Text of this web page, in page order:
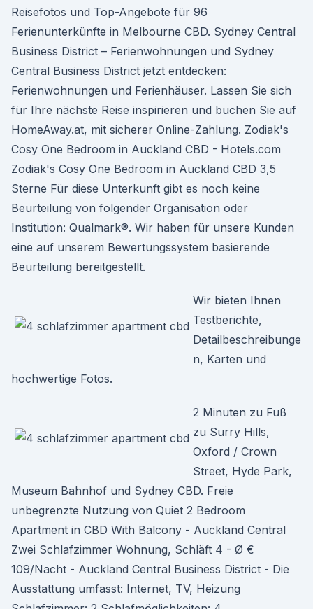
Reisefotos und Top-Angebote für 96
Ferienunterkünfte in Melbourne CBD. Sydney Central
Business District – Ferienwohnungen und Sydney
Central Business District jetzt entdecken:
Ferienwohnungen und Ferienhäuser. Lassen Sie sich
für Ihre nächste Reise inspirieren und buchen Sie auf
HomeAway.at, mit sicherer Online-Zahlung. Zodiak's
Cosy One Bedroom in Auckland CBD - Hotels.com
Zodiak's Cosy One Bedroom in Auckland CBD 3,5
Sterne Für diese Unterkunft gibt es noch keine
Beurteilung von folgender Organisation oder
Institution: Qualmark®. Wir haben für unsere Kunden
eine auf unserem Bewertungssystem basierende
Beurteilung bereitgestellt.
Wir bieten Ihnen
Testberichte,
Detailbeschreibunge
n, Karten und
hochwertige Fotos.
2 Minuten zu Fuß
zu Surry Hills,
Oxford / Crown
Street, Hyde Park,
Museum Bahnhof und Sydney CBD. Freie
unbegrenzte Nutzung von Quiet 2 Bedroom
Apartment in CBD With Balcony - Auckland Central
Zwei Schlafzimmer Wohnung, Schläft 4 - Ø €
109/Nacht - Auckland Central Business District - Die
Ausstattung umfasst: Internet, TV, Heizung